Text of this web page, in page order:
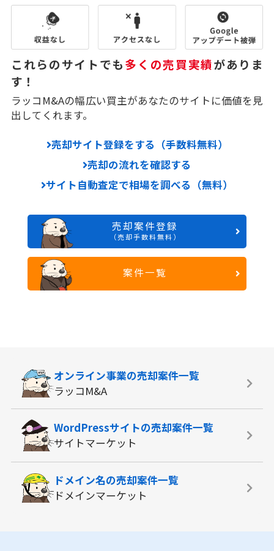
これらのサイトでも多くの売買実績がありま
す！
ラッコM&Aの幅広い買主があなたのサイトに価値を見
出してくれます。
売却サイト登録をする（手数料無料）
売却の流れを確認する
サイト自動査定で相場を調べる（無料）
売却案件登録
（売却手数料無料）
案件一覧
オンライン事業の売却案件一覧
ラッコM&A
WordPressサイトの売却案件一覧
サイトマーケット
ドメイン名の売却案件一覧
ドメインマーケット